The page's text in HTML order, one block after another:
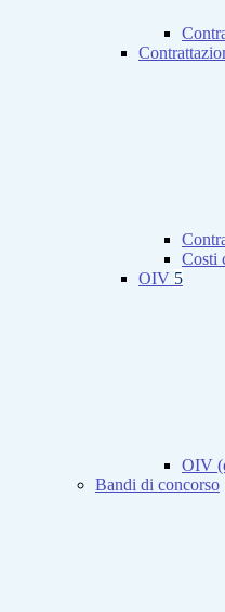
Costi
OIV 5
OIV
Bandi di concorso